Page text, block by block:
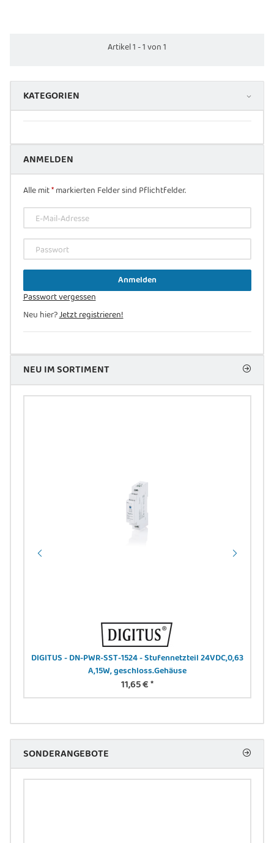
Artikel 1 - 1 von 1
KATEGORIEN
ANMELDEN
Alle mit*markierten Felder sind Pflichtfelder.
E-Mail-Adresse
Passwort
Anmelden
Passwort vergessen
Neu hier?Jetzt registrieren!
NEU IM SORTIMENT
DIGITUS - DN-PWR-SST-1524 - Stufennetzteil 24VDC,0,63
A,15W, geschloss.Gehäuse
11,65 €*
SONDERANGEBOTE